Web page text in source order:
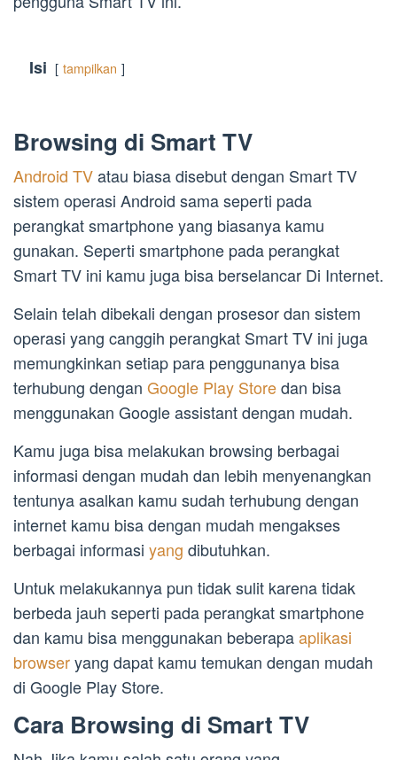
Isi tampilkan
Browsing di Smart TV
Android TVatau biasa disebut dengan Smart TV
sistem operasi Android sama seperti pada
perangkat smartphone yang biasanya kamu
gunakan. Seperti smartphone pada perangkat
Smart TV ini kamu juga bisa berselancar Di Internet.
Selain telah dibekali dengan prosesor dan sistem
operasi yang canggih perangkat Smart TV ini juga
memungkinkan setiap para penggunanya bisa
terhubung dengan Google Play Storedan bisa
menggunakan Google assistant dengan mudah.
Kamu juga bisa melakukan browsing berbagai
informasi dengan mudah dan lebih menyenangkan
tentunya asalkan kamu sudah terhubung dengan
internet kamu bisa dengan mudah mengakses
berbagai informasi yang dibutuhkan.
Untuk melakukannya pun tidak sulit karena tidak
berbeda jauh seperti pada perangkat smartphone
dan kamu bisa menggunakan beberapaaplikasi
browseryang dapat kamu temukan dengan mudah
di Google Play Store.
Cara Browsing di Smart TV